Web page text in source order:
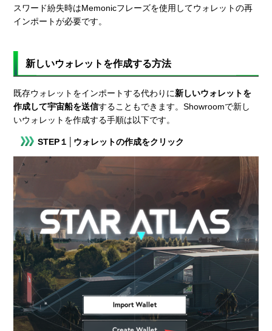
スワード紛失時はMemonicフレーズを使用してウォレットの再
インポートが必要です。
新しいウォレットを作成する方法
既存ウォレットをインポートする代わりに新しいウォレットを
作成して宇宙船を送信することもできます。Showroomで新し
いウォレットを作成する手順は以下です。
STEP１│ウォレットの作成をクリック